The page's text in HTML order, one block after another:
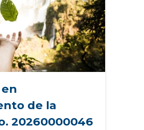
de la
20260000046